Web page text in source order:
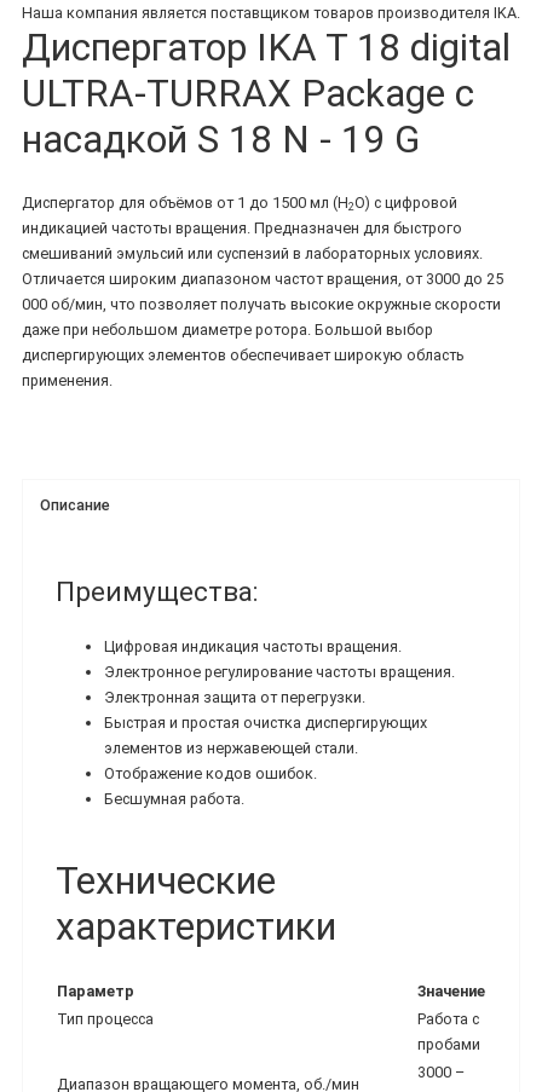
Наша компания является поставщиком товаров производителя IKA.
Диспергатор IKA T 18 digital
ULTRA-TURRAX Package с
насадкой S 18 N - 19 G
Диспергатор для объёмов от 1 до 1500 мл (H2O) с цифровой
индикацией частоты вращения. Предназначен для быстрого
смешиваний эмульсий или суспензий в лабораторных условиях.
Отличается широким диапазоном частот вращения, от 3000 до 25
000 об/мин, что позволяет получать высокие окружные скорости
даже при небольшом диаметре ротора. Большой выбор
диспергирующих элементов обеспечивает широкую область
применения.
Описание
Преимущества:
Цифровая индикация частоты вращения.
Электронное регулирование частоты вращения.
Электронная защита от перегрузки.
Быстрая и простая очистка диспергирующих
элементов из нержавеющей стали.
Отображение кодов ошибок.
Бесшумная работа.
Технические
характеристики
Параметр
Значение
Тип процесса
Работа с
пробами
Диапазон вращающего момента, об./мин
3000 –